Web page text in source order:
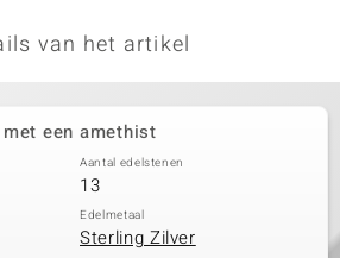
van het artikel
een amethist
Aantal edelstenen
13
Edelmetaal
Sterling Zilver